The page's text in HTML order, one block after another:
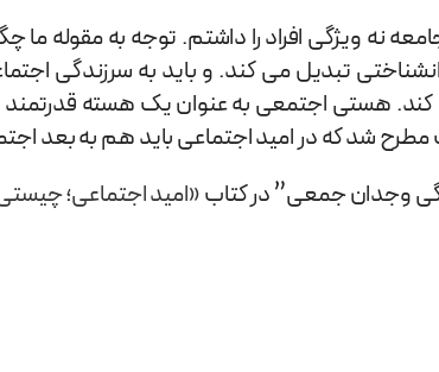
نه ویژگی افراد را داشتم. توجه به مقوله ما
تبدیل می کند. و باید به سرزندگی
کند. هستی اجتمعی به عنوان یک هسته
شد که در امید اجتماعی باید هم به بعد
وجدان جمعی” در کتاب«امید اجتماعی؛